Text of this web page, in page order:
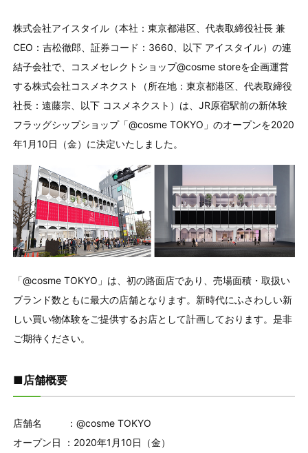
株式会社アイスタイル（本社：東京都港区、代表取締役社長 兼
CEO：吉松徹郎、証券コード：3660、以下 アイスタイル）の連
結子会社で、コスメセレクトショップ@cosme storeを企画運営
する株式会社コスメネクスト（所在地：東京都港区、代表取締役
社長：遠藤宗、以下 コスメネクスト）は、JR原宿駅前の新体験
フラッグシップショップ「@cosme TOKYO」のオープンを2020
年1月10日（金）に決定いたしました。
「@cosme TOKYO」は、初の路面店であり、売場面積・取扱い
ブランド数ともに最大の店舗となります。新時代にふさわしい新
しい買い物体験をご提供するお店として計画しております。是非
ご期待ください。
■店舗概要
店舗名 ：@cosme TOKYO
オープン日 ：2020年1月10日（金）